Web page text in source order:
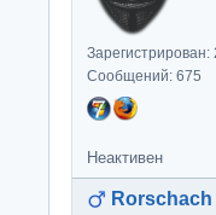
Зарегистрирован:
Сообщений: 675
Неактивен
Rorschach